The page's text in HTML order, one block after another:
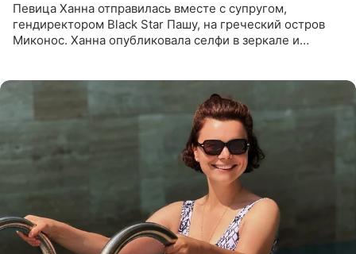
Певица Ханна отправилась вместе с супругом,
гендиректором Black Star Пашу, на греческий остров
Миконос. Ханна опубликовала селфи в зеркале и